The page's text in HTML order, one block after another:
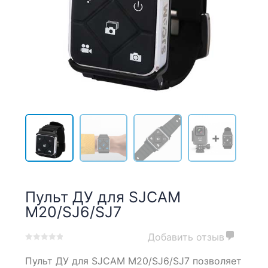
Пульт ДУ для SJCAM
M20/SJ6/SJ7
out
Добавить отзыв
Пульт ДУ для SJCAM M20/SJ6/SJ7 позволяет